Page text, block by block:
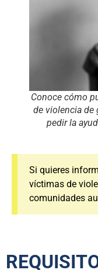
Conoce cómo
de violencia de
pedir la
Si quieres
víctimas de
comunidades